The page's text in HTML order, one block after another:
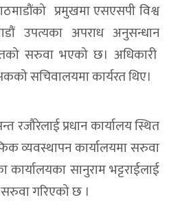
प्रमुखमा एसएसपी विश्व
उपत्यका अपराध अनुसन्धान
सरुवा भएको छ। अधिकारी
सचिवालयमा कार्यरत थिए।
रजौरेलाई प्रधान कार्यालय स्थित
व्यवस्थापन कार्यालयमा सरुवा
सानुराम भट्टराईलाई
सरुवा गरिएको छ ।